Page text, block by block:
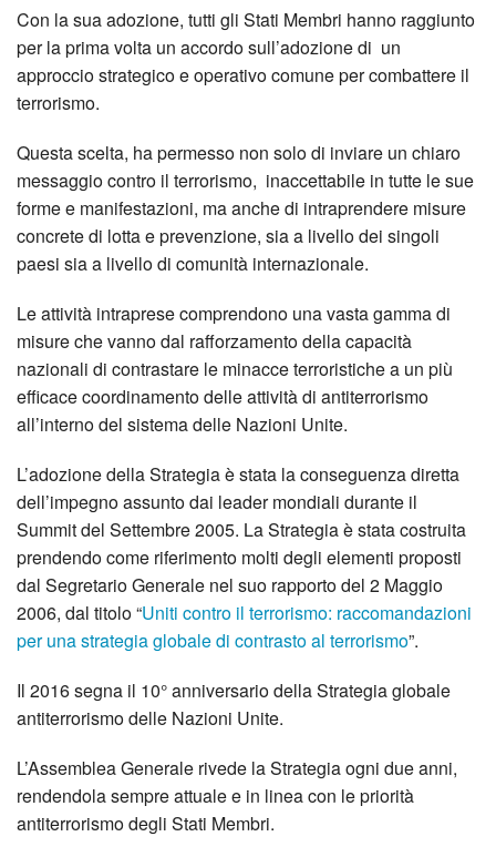
Con la sua adozione, tutti gli Stati Membri hanno raggiunto
per la prima volta un accordo sull’adozione di un
approccio strategico e operativo comune per combattere il
terrorismo.
Questa scelta, ha permesso non solo di inviare un chiaro
messaggio contro il terrorismo, inaccettabile in tutte le sue
forme e manifestazioni, ma anche di intraprendere misure
concrete di lotta e prevenzione, sia a livello dei singoli
paesi sia a livello di comunità internazionale.
Le attività intraprese comprendono una vasta gamma di
misure che vanno dal rafforzamento della capacità
nazionali di contrastare le minacce terroristiche a un più
efficace coordinamento delle attività di antiterrorismo
all’interno del sistema delle Nazioni Unite.
L’adozione della Strategia è stata la conseguenza diretta
dell’impegno assunto dai leader mondiali durante il
Summit del Settembre 2005. La Strategia è stata costruita
prendendo come riferimento molti degli elementi proposti
dal Segretario Generale nel suo rapporto del 2 Maggio
2006, dal titolo “Uniti contro il terrorismo: raccomandazioni
per una strategia globale di contrasto al terrorismo”.
Il 2016 segna il 10° anniversario della Strategia globale
antiterrorismo delle Nazioni Unite.
L’Assemblea Generale rivede la Strategia ogni due anni,
rendendola sempre attuale e in linea con le priorità
antiterrorismo degli Stati Membri.